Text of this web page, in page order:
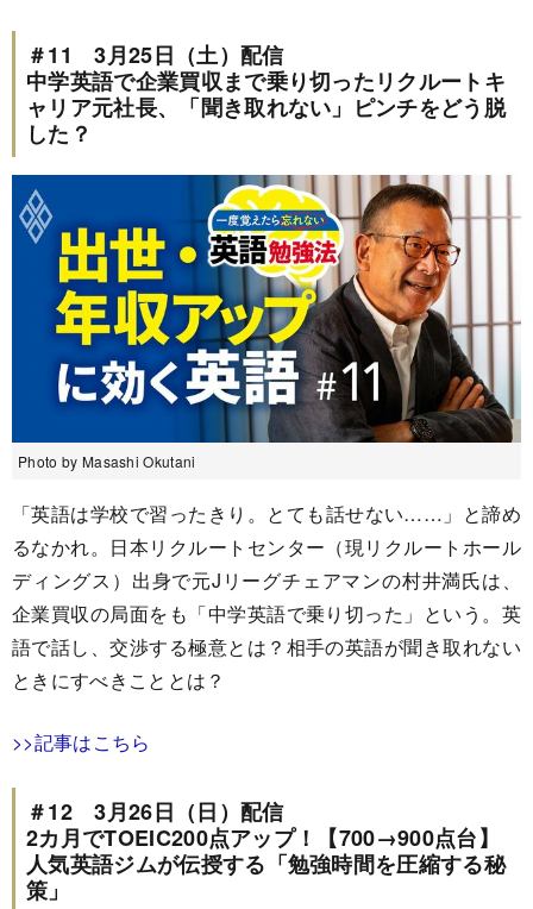
＃11 3月25日（土）配信
中学英語で企業買収まで乗り切ったリクルートキ
ャリア元社長、「聞き取れない」ピンチをどう脱
した？
Photo by Masashi Okutani
「英語は学校で習ったきり。とても話せない……」と諦め
るなかれ。日本リクルートセンター（現リクルートホール
ディングス）出身で元Jリーグチェアマンの村井満氏は、
企業買収の局面をも「中学英語で乗り切った」という。英
語で話し、交渉する極意とは？相手の英語が聞き取れない
ときにすべきこととは？
>>記事はこちら
＃12 3月26日（日）配信
2カ月でTOEIC200点アップ！【700→900点台】
人気英語ジムが伝授する「勉強時間を圧縮する秘
策」